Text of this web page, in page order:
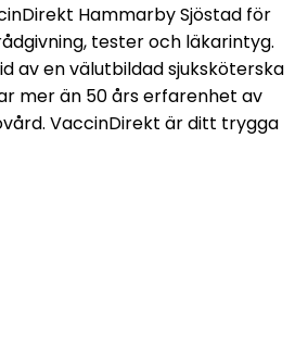
Hammarby Sjöstad för
tester och läkarintyg.
av en välutbildad sjuksköterska
mer än 50 års erfarenhet av
VaccinDirekt är ditt trygga